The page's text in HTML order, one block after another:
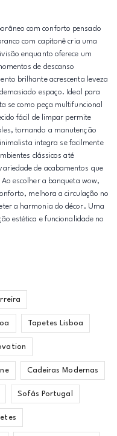
com conforto pensado
com capitonê cria uma
enquanto oferece um
de descanso
brilhante acrescenta leveza
espaço. Ideal para
se como peça multifuncional
fácil de limpar permite
tornando a manutenção
integra se facilmente
clássicos até
de acabamentos que
escolher a banqueta wow,
melhora a circulação no
a harmonia do décor. Uma
estética e funcionalidade no
Tapetes Lisboa
Cadeiras Modernas
Sofás Portugal